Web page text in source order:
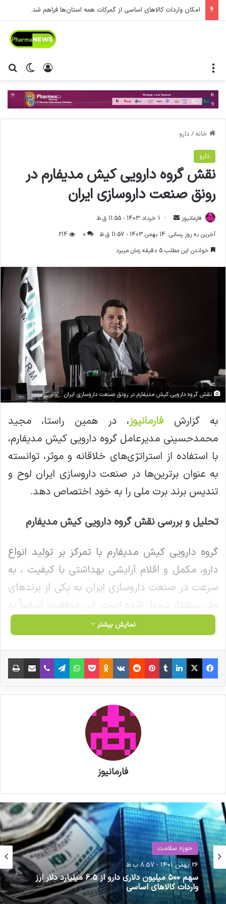
امکان واردات کالاهای اساسی از گمرکات همه استان‌ها فراهم شد.
تغییر ورود
خانه / دارو
دارو
نقش گروه دارویی کیش مدیفارم در
رونق صنعت داروسازی ایران
فارمانیوز
ا
ل
1 خرداد 1403 - 11:55 ق.ظ
آخرین به روز رسانی: 14 بهمن 1403 - 11:57 ق.ظ
0
214
خواندن این مطلب 5 دقیقه زمان میبرد
نقش گروه دارویی کیش مدیفارم در رونق صنعت داروسازی ایران
به گزارش فارمانیوز، در همین راستا، مجید
محمدحسینی مدیرعامل گروه دارویی کیش مدیفارم،
با استفاده از استراتژی‌های خلاقانه و موثر، توانسته
به عنوان برترین‌ها در صنعت داروسازی ایران لوح و
تندیس برند برت ملی را به خود اختصاص دهد.
تحلیل و بررسی نقش گروه دارویی کیش مدیفارم
گروه دارویی کیش مدیفارم با تمرکز بر تولید انواع
دارو، مکمل و اقلام آرایشی بهداشتی با کیفیت ، به
سرعت در صنعت داروسازی ایران به یکی از برندهای
ملی پیشتاز تبدیل شده است. این موفقیت اساساً به
دلیل رهبری استراتژیک و مدیریت هوشمندانه‌ای
وی با ارتقاء فرهنگ سازمانی، توسعه فناوری، و
بهره‌گیری از منابع انسانی متخصص، موفق شده
است تا گروه دارویی کیش مدیفارم را به یک نمونه
برتر در حوزه داروسازی تبدیل کند.
استراتژی‌های کلیدی
داروخانه‌ها از اتصال به سامانه
مودیان مستثنی شوند
آئین نامه طرح دارو رسانی درب منزل
به زودی ابلاغ می شود
نمایش بیشتر
فیس بوک X لینکدین ‫تامبلر ‫پین‌ترست ‫رددیت ‫VKontakte
‫Odnoklassniki پاکت واتس آپ تلگرام وایبر اشتراک گذاری از طریق ایمیل
فارمانیوز
حوزه سلامت
26 بهمن 1401 - 8:57 ب.ظ
حوزه سلامت
19 آبان 1400 - 6:47 ب.ظ